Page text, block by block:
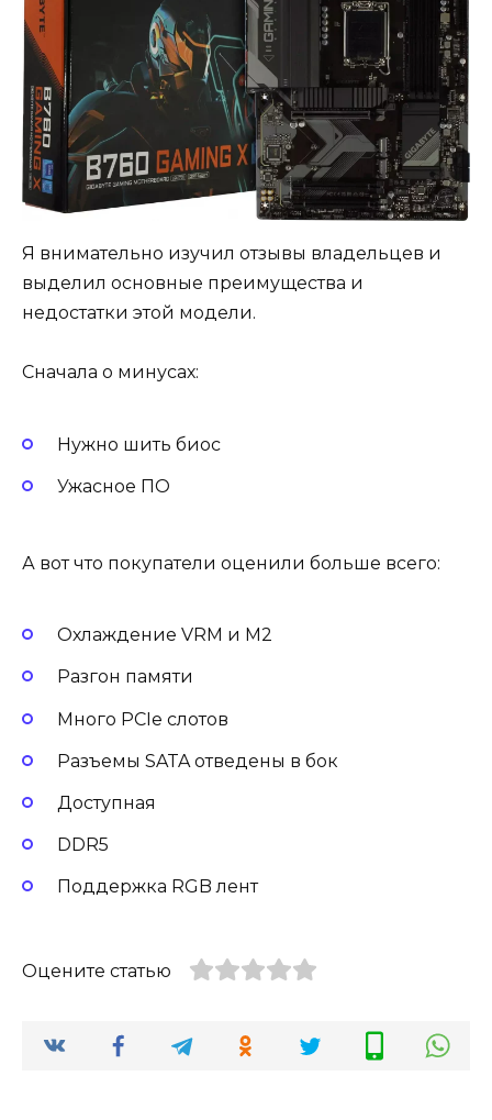
Я внимательно изучил отзывы владельцев и
выделил основные преимущества и
недостатки этой модели.
Сначала о минусах:
Нужно шить биос
Ужасное ПО
А вот что покупатели оценили больше всего:
Охлаждение VRM и M2
Разгон памяти
Много PCIe слотов
Разъемы SATA отведены в бок
Доступная
DDR5
Поддержка RGB лент
Оцените статью